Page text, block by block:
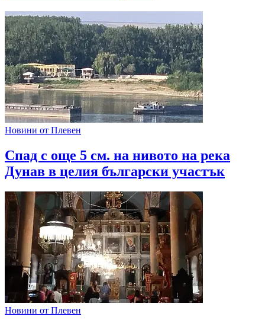
Новини от Плевен
Спад с още 5 см. на нивото на река
Дунав в целия български участък
Новини от Плевен